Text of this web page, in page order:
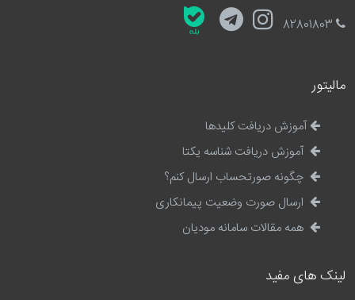
مالیتور
آموزش دریافت کلیدها
آموزش دریافت شناسه یکتا
چگونه صورتحساب ارسال کنم؟
ارسال صورت وضعیت پیمانکاری
همه مقالات سامانه مودیان
لینک های مفید